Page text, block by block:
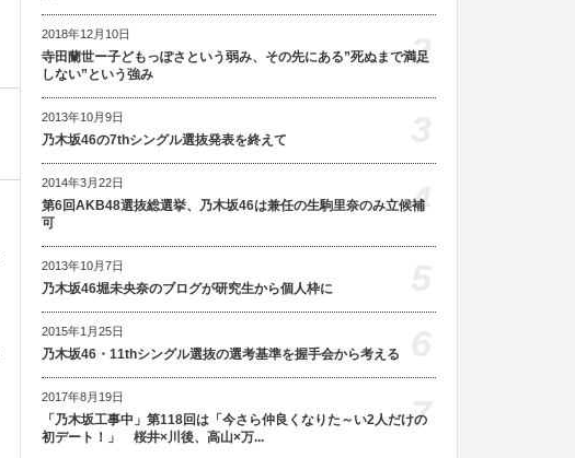
2018年12月10日
寺田蘭世ー子どもっぽさという弱み、その先にある”死ぬまで満足
しない”という強み
2
2013年10月9日
乃木坂46の7thシングル選抜発表を終えて
2014年3月22日
第6回AKB48選抜総選挙、乃木坂46は兼任の生駒里奈のみ立候補
可
4
2013年10月7日
乃木坂46堀未央奈のブログが研究生から個人枠に
2015年1月25日
乃木坂46・11thシングル選抜の選考基準を握手会から考える
2017年8月19日
「乃木坂工事中」第118回は「今さら仲良くなりた～い2人だけの
初デート！」 桜井×川後、高山×万...
7